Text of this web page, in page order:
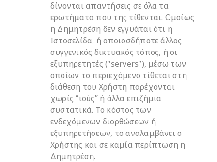
δίνονται απαντήσεις σε όλα τα
ερωτήματα που της τίθενται. Ομοίως
η Δημητρέση δεν εγγυάται ότι η
Ιστοσελίδα, ή οποιοσδήποτε άλλος
συγγενικός δικτυακός τόπος, ή οι
εξυπηρετητές (“servers”), μέσω των
οποίων το περιεχόμενο τίθεται στη
διάθεση του Χρήστη παρέχονται
χωρίς “ιούς” ή άλλα επιζήμια
συστατικά. Το κόστος των
ενδεχόμενων διορθώσεων ή
εξυπηρετήσεων, το αναλαμβάνει ο
Χρήστης και σε καμία περίπτωση η
Δημητρέση.